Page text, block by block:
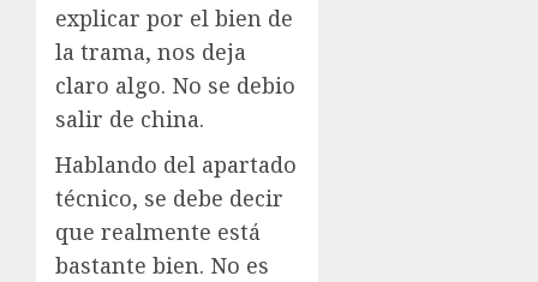
explicar por el bien de
la trama, nos deja
claro algo. No se debio
salir de china.
Hablando del apartado
técnico, se debe decir
que realmente está
bastante bien. No es